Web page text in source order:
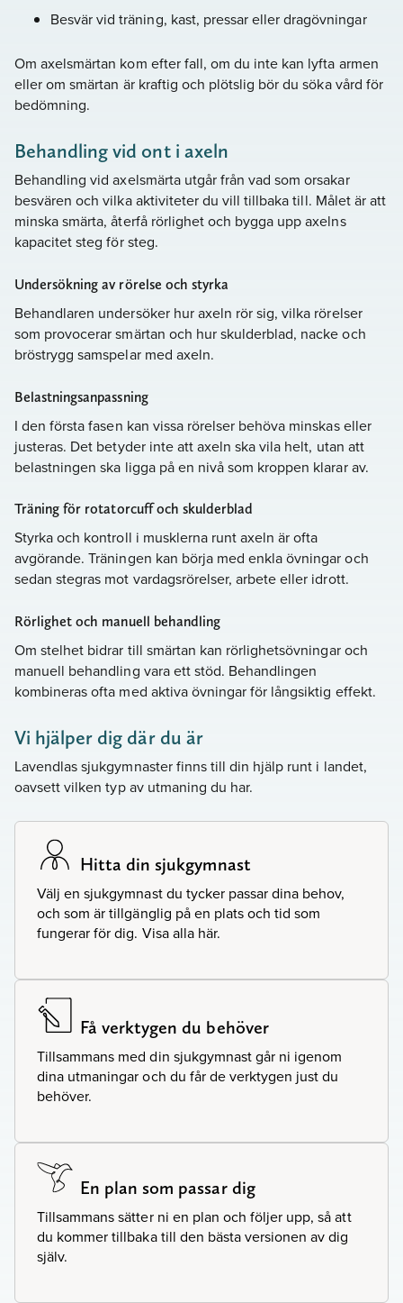
Besvär vid träning, kast, pressar eller dragövningar
Om axelsmärtan kom efter fall, om du inte kan lyfta armen
eller om smärtan är kraftig och plötslig bör du söka vård för
bedömning.
Behandling vid ont i axeln
Behandling vid axelsmärta utgår från vad som orsakar
besvären och vilka aktiviteter du vill tillbaka till. Målet är att
minska smärta, återfå rörlighet och bygga upp axelns
kapacitet steg för steg.
Undersökning av rörelse och styrka
Behandlaren undersöker hur axeln rör sig, vilka rörelser
som provocerar smärtan och hur skulderblad, nacke och
bröstrygg samspelar med axeln.
Belastningsanpassning
I den första fasen kan vissa rörelser behöva minskas eller
justeras. Det betyder inte att axeln ska vila helt, utan att
belastningen ska ligga på en nivå som kroppen klarar av.
Träning för rotatorcuff och skulderblad
Styrka och kontroll i musklerna runt axeln är ofta
avgörande. Träningen kan börja med enkla övningar och
sedan stegras mot vardagsrörelser, arbete eller idrott.
Rörlighet och manuell behandling
Om stelhet bidrar till smärtan kan rörlighetsövningar och
manuell behandling vara ett stöd. Behandlingen
kombineras ofta med aktiva övningar för långsiktig effekt.
Vi hjälper dig där du är
Lavendlas sjukgymnaster finns till din hjälp runt i landet,
oavsett vilken typ av utmaning du har.
Hitta din sjukgymnast
Välj en sjukgymnast du tycker passar dina behov,
och som är tillgänglig på en plats och tid som
fungerar för dig. Visa alla här.
Få verktygen du behöver
Tillsammans med din sjukgymnast går ni igenom
dina utmaningar och du får de verktygen just du
behöver.
En plan som passar dig
Tillsammans sätter ni en plan och följer upp, så att
du kommer tillbaka till den bästa versionen av dig
själv.